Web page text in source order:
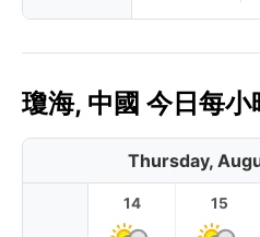
瓊海, 中國 今日每
Thursday,
14 15